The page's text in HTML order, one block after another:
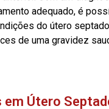
adequado, é
do útero
de uma gravidez
em Útero